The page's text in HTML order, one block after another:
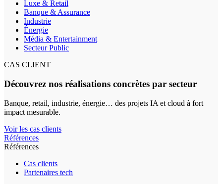
Luxe & Retail
Banque & Assurance
Industrie
Énergie
Média & Entertainment
Secteur Public
CAS CLIENT
Découvrez nos réalisations concrètes par secteur
Banque, retail, industrie, énergie… des projets IA et cloud à fort
impact mesurable.
Voir les cas clients
Références
Références
Cas clients
Partenaires tech